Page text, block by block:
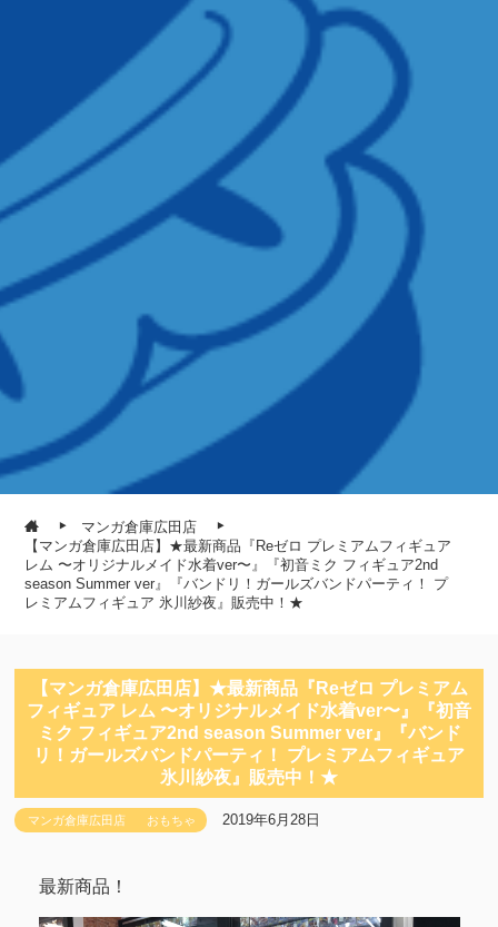
マンガ倉庫広田店
【マンガ倉庫広田店】★最新商品『Reゼロ プレミアムフィギュア
レム 〜オリジナルメイド水着ver〜』『初音ミク フィギュア2nd
season Summer ver』『バンドリ！ガールズバンドパーティ！ プ
レミアムフィギュア 氷川紗夜』販売中！★
【マンガ倉庫広田店】★最新商品『Reゼロ プレミアム
フィギュア レム 〜オリジナルメイド水着ver〜』『初音
ミク フィギュア2nd season Summer ver』『バンド
リ！ガールズバンドパーティ！ プレミアムフィギュア
氷川紗夜』販売中！★
マンガ倉庫広田店 おもちゃ 2019年6月28日
最新商品！